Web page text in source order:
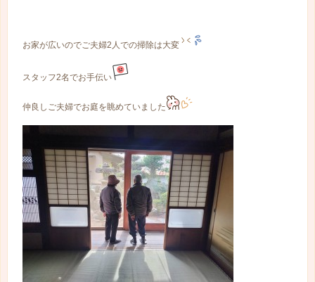
お家が広いのでご夫婦2人での掃除は大変
スタッフ2名でお手伝い
仲良しご夫婦でお庭を眺めていました